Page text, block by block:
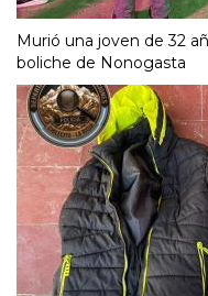
Murió una joven de 32
boliche de Nonogasta